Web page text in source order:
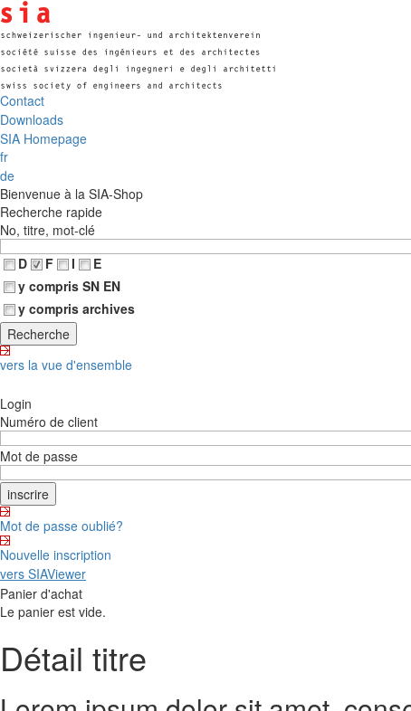
Contact
Downloads
SIA Homepage
fr
de
Bienvenue à la SIA-Shop
Recherche rapide
No, titre, mot-clé
D
F I
E
y compris SN EN
y compris archives
vers la vue d'ensemble
Login
Numéro de client
Mot de passe
Mot de passe oublié?
Nouvelle inscription
vers SIAViewer
Panier d'achat
Le panier est vide.
Détail titre